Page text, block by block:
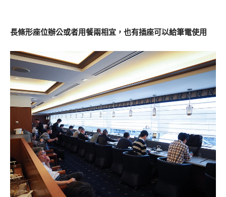
長條形座位辦公或者用餐兩相宜，也有插座可以給筆電使用